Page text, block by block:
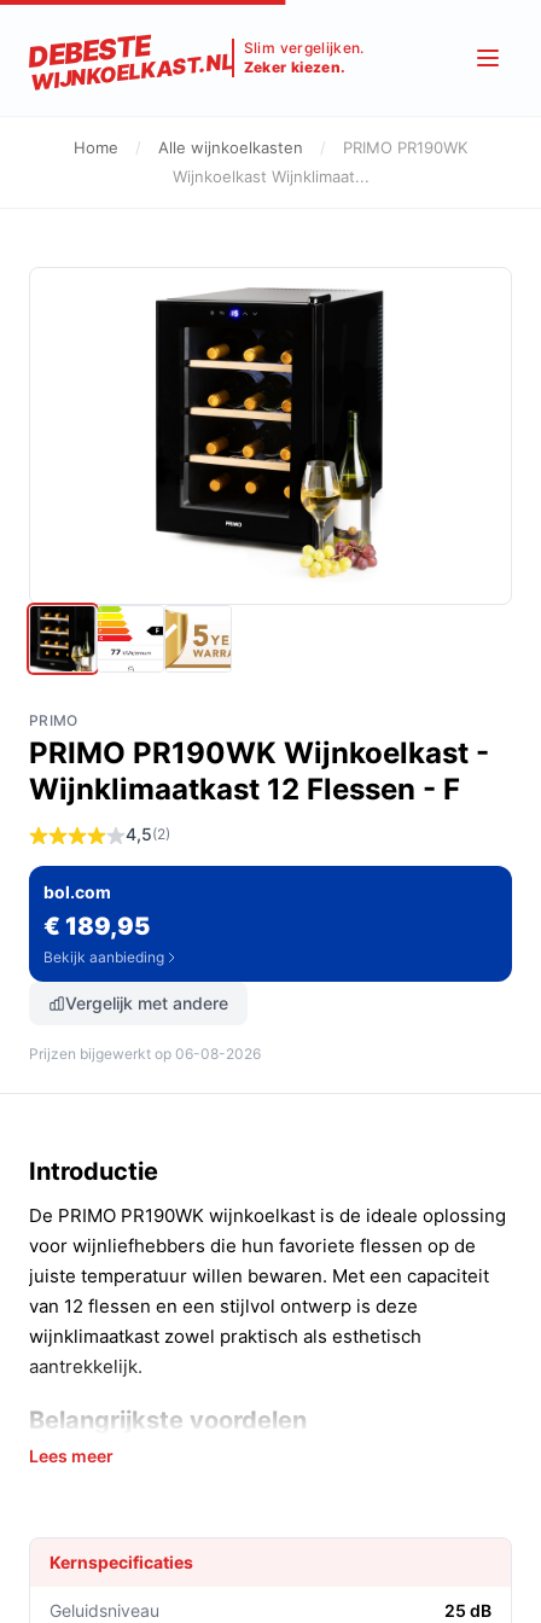
DEBESTE
WIJNKOELKAST.NL
Slim vergelijken.
Zeker kiezen.
Home / Alle wijnkoelkasten /
PRIMO PR190WK
Wijnkoelkast Wijnklimaat...
PRIMO
PRIMO PR190WK Wijnkoelkast -
Wijnklimaatkast 12 Flessen - F
4,5(2)
bol.com
€ 189,95
Bekijk aanbieding
Vergelijk met andere
Prijzen bijgewerkt op 06-08-2026
Introductie
De PRIMO PR190WK wijnkoelkast is de ideale oplossing
voor wijnliefhebbers die hun favoriete flessen op de
juiste temperatuur willen bewaren. Met een capaciteit
van 12 flessen en een stijlvol ontwerp is deze
wijnklimaatkast zowel praktisch als esthetisch
aantrekkelijk.
Belangrijkste voordelen
Deze wijnkoelkast biedt diverse voordelen die de
Optimale temperatuurregeling: Met een
geluidsniveau van slechts 25 dB is de koelkast stil
in gebruik, waardoor hij perfect is voor elke
Lees meer
Kernspecificaties
Geluidsniveau 25 dB